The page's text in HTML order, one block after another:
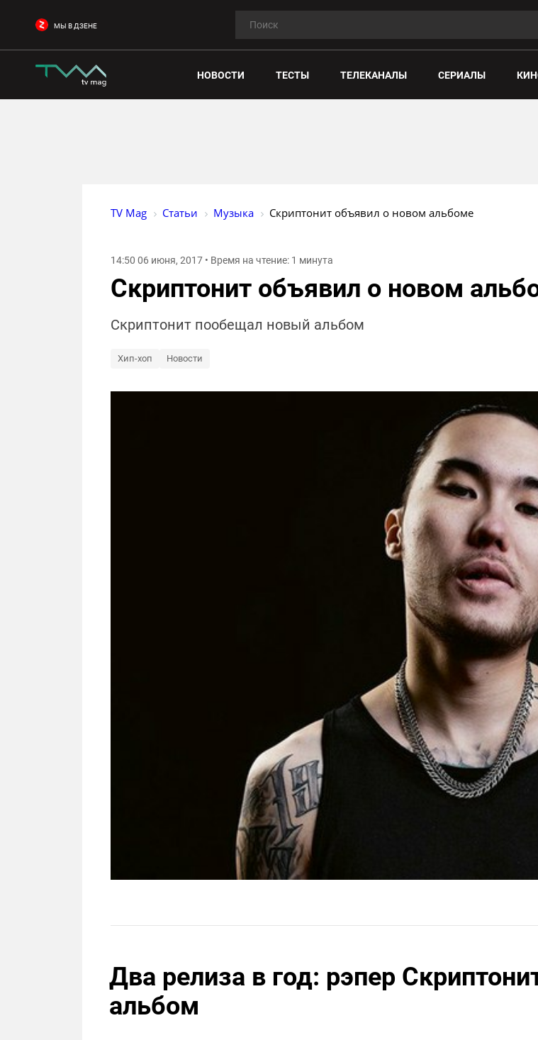
МЫ В ДЗЕНЕ
НОВОСТИ ТЕСТЫ ТЕЛЕКАНАЛЫ СЕРИАЛЫ
TV Mag Статьи Музыка Скриптонит объявил о новом альбоме
14:50 06 июня, 2017 • Время на чтение: 1 минута
Скриптонит объявил о новом
Скриптонит пообещал новый альбом
Хип-хоп Новости
Два релиза в год: рэпер
альбом